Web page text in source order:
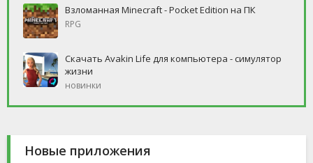
Взломанная Minecraft - Pocket Edition на ПК
RPG
Скачать Avakin Life для компьютера - симулятор
жизни
новинки
Новые приложения